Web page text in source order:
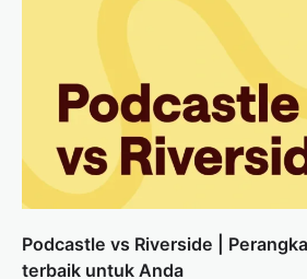
Podcastle vs Riverside |
terbaik untuk Anda